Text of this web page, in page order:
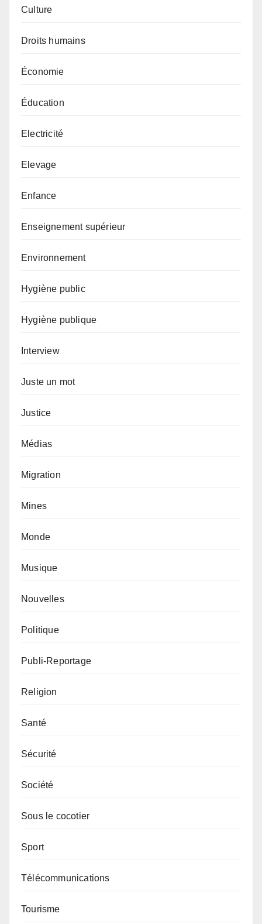
Culture
Droits humains
Économie
Éducation
Electricité
Elevage
Enfance
Enseignement supérieur
Environnement
Hygiène public
Hygiène publique
Interview
Juste un mot
Justice
Médias
Migration
Mines
Monde
Musique
Nouvelles
Politique
Publi-Reportage
Religion
Santé
Sécurité
Société
Sous le cocotier
Sport
Télécommunications
Tourisme